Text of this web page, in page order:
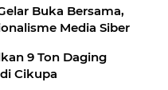
Buka Bersama,
Media Siber
9 Ton Daging
Cikupa